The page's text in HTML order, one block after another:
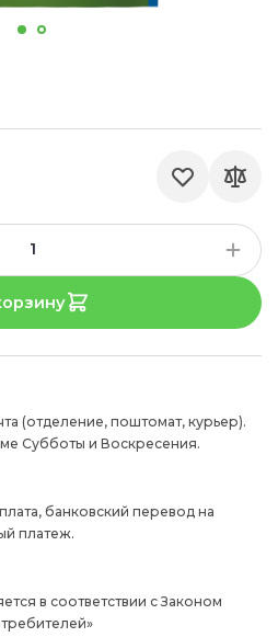
(отделение, поштомат, курьер).
Субботы и Воскресения.
банковский перевод на
платеж.
в соответствии с Законом